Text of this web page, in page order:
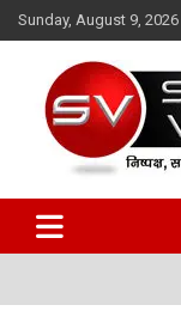
Skip
to
Sunday, August 9, 2026
Satya